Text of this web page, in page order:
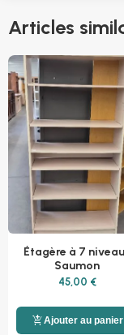
Articles
Étagère à 7
Saumon
45,00 €
add_shopping_cartAjouter au panier